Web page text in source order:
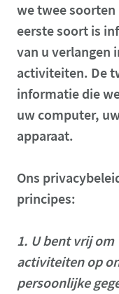
we twee
eerste soort is
van u verlangen
activiteiten. De
informatie die
uw computer,
apparaat.
Ons
principes:
1. U bent vrij om
activiteiten op
persoonlijke